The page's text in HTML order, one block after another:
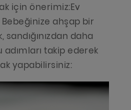
için önerimiz:Ev
Bebeğinize ahşap bir
sandığınızdan daha
adımları takip ederek
yapabilirsiniz: